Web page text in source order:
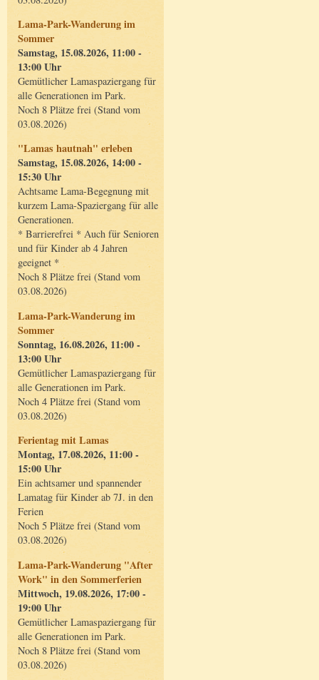
Lama-Park-Wanderung im
Sommer
Samstag, 15.08.2026, 11:00 -
13:00 Uhr
Gemütlicher Lamaspaziergang für
alle Generationen im Park.
Noch 8 Plätze frei (Stand vom
03.08.2026)
"Lamas hautnah" erleben
Samstag, 15.08.2026, 14:00 -
15:30 Uhr
Achtsame Lama-Begegnung mit
kurzem Lama-Spaziergang für alle
Generationen.
* Barrierefrei * Auch für Senioren
und für Kinder ab 4 Jahren
geeignet *
Noch 8 Plätze frei (Stand vom
03.08.2026)
Lama-Park-Wanderung im
Sommer
Sonntag, 16.08.2026, 11:00 -
13:00 Uhr
Gemütlicher Lamaspaziergang für
alle Generationen im Park.
Noch 4 Plätze frei (Stand vom
03.08.2026)
Ferientag mit Lamas
Montag, 17.08.2026, 11:00 -
15:00 Uhr
Ein achtsamer und spannender
Lamatag für Kinder ab 7J. in den
Ferien
Noch 5 Plätze frei (Stand vom
03.08.2026)
Lama-Park-Wanderung "After
Work" in den Sommerferien
Mittwoch, 19.08.2026, 17:00 -
19:00 Uhr
Gemütlicher Lamaspaziergang für
alle Generationen im Park.
Noch 8 Plätze frei (Stand vom
03.08.2026)